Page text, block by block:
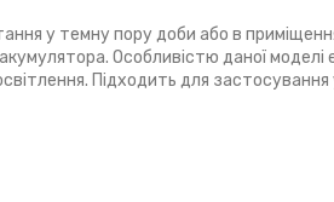
у темну пору доби або в
Особливістю даної
Підходить для застосування